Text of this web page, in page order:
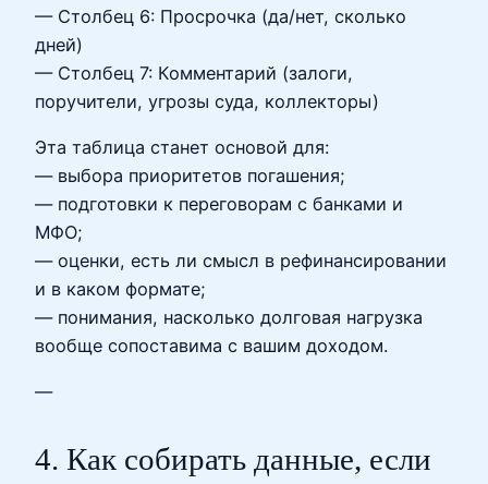
— Столбец 6: Просрочка (да/нет, сколько
дней)
— Столбец 7: Комментарий (залоги,
поручители, угрозы суда, коллекторы)
Эта таблица станет основой для:
— выбора приоритетов погашения;
— подготовки к переговорам с банками и
МФО;
— оценки, есть ли смысл в рефинансировании
и в каком формате;
— понимания, насколько долговая нагрузка
вообще сопоставима с вашим доходом.
—
4. Как собирать данные, если